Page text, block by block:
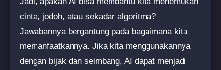
cinta, jodoh, atau sekadar algoritma?
Jawabannya bergantung pada bagaimana kita
memanfaatkannya. Jika kita menggunakannya
dengan bijak dan seimbang, AI dapat menjadi